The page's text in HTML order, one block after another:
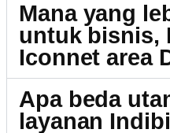
Mana yang
untuk bisnis,
Iconnet area
Apa beda
layanan